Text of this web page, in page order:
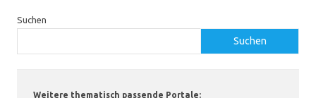
Suchen
Suchen
Weitere thematisch passende Portale: